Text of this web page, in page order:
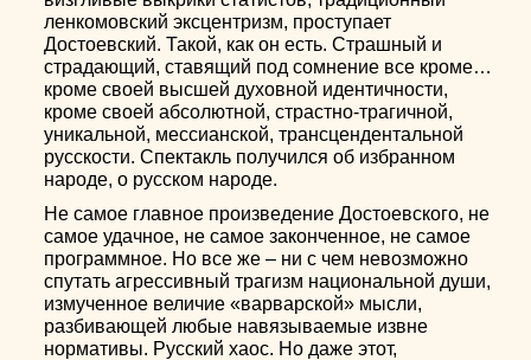
ленкомовский эксцентризм, проступает
Достоевский. Такой, как он есть. Страшный и
страдающий, ставящий под сомнение все кроме…
кроме своей высшей духовной идентичности,
кроме своей абсолютной, страстно-трагичной,
уникальной, мессианской, трансцендентальной
русскости. Спектакль получился об избранном
народе, о русском народе.
Не самое главное произведение Достоевского, не
самое удачное, не самое законченное, не самое
программное. Но все же – ни с чем невозможно
спутать агрессивный трагизм национальной души,
измученное величие «варварской» мысли,
разбивающей любые навязываемые извне
нормативы. Русский хаос. Но даже этот,